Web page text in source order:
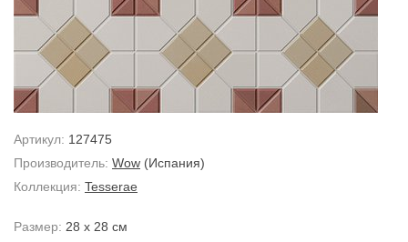
Артикул: 127475
Производитель: Wow (Испания)
Коллекция: Tesserae
Размер: 28 x 28 см